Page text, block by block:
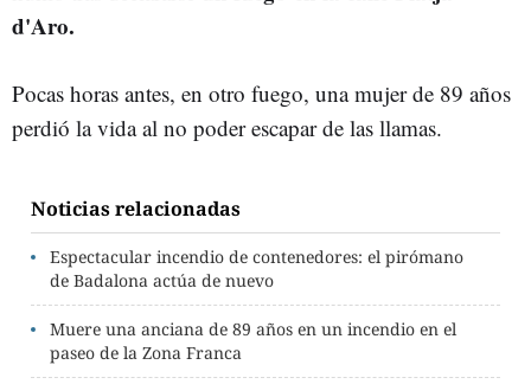
d'Aro.
Pocas horas antes, en otro fuego, una mujer de 89 años
perdió la vida al no poder escapar de las llamas.
Noticias relacionadas
Espectacular incendio de contenedores: el pirómano
de Badalona actúa de nuevo
Muere una anciana de 89 años en un incendio en el
paseo de la Zona Franca